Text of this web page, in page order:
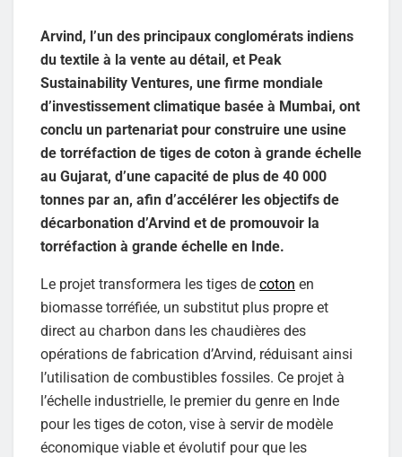
Arvind, l’un des principaux conglomérats indiens
du textile à la vente au détail, et Peak
Sustainability Ventures, une firme mondiale
d’investissement climatique basée à Mumbai, ont
conclu un partenariat pour construire une usine
de torréfaction de tiges de coton à grande échelle
au Gujarat, d’une capacité de plus de 40 000
tonnes par an, afin d’accélérer les objectifs de
décarbonation d’Arvind et de promouvoir la
torréfaction à grande échelle en Inde.
Le projet transformera les tiges de coton en
biomasse torréfiée, un substitut plus propre et
direct au charbon dans les chaudières des
opérations de fabrication d’Arvind, réduisant ainsi
l’utilisation de combustibles fossiles. Ce projet à
l’échelle industrielle, le premier du genre en Inde
pour les tiges de coton, vise à servir de modèle
économique viable et évolutif pour que les